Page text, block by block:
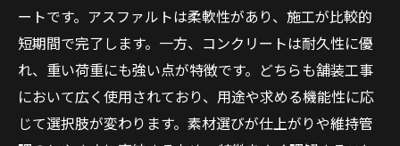
知識
ートです。アスファルトは柔軟性があり、施工が比較的
短期間で完了します。一方、コンクリートは耐久性に優
れ、重い荷重にも強い点が特徴です。どちらも舗装工事
において広く使用されており、用途や求める機能性に応
じて選択肢が変わります。素材選びが仕上がりや維持管